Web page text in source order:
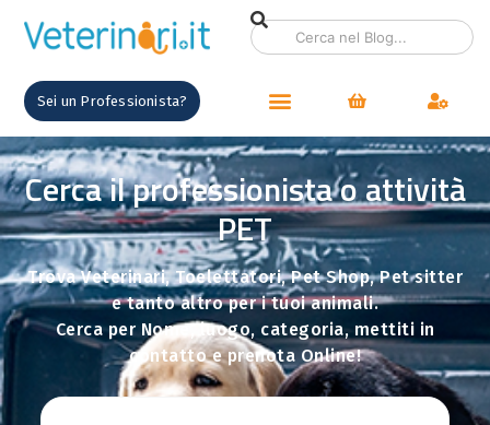
Sei un Professionista?
Cerca il professionista o attività
PET
Trova Veterinari, Toelettatori, Pet Shop, Pet sitter
e tanto altro per i tuoi animali.
Cerca per Nome, luogo, categoria, mettiti in
contatto e prenota Online!